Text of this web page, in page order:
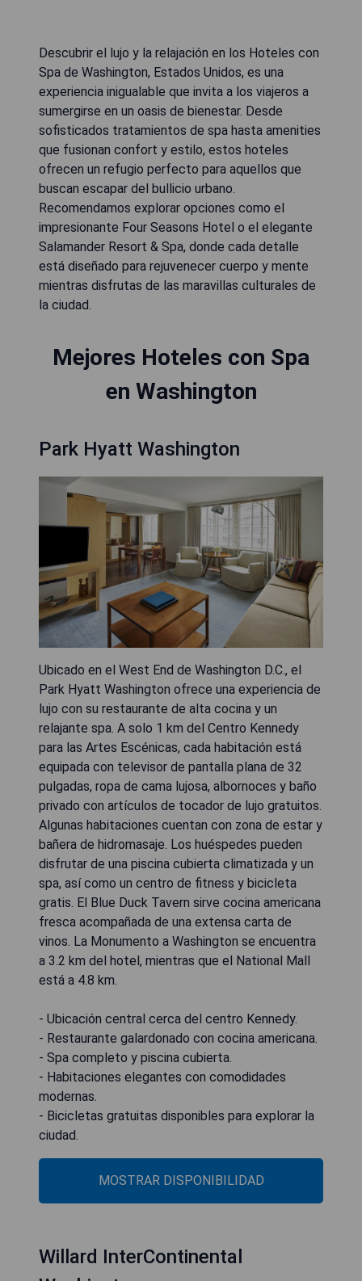
Descubrir el lujo y la relajación en los Hoteles con
Spa de Washington, Estados Unidos, es una
experiencia inigualable que invita a los viajeros a
sumergirse en un oasis de bienestar. Desde
sofisticados tratamientos de spa hasta amenities
que fusionan confort y estilo, estos hoteles
ofrecen un refugio perfecto para aquellos que
buscan escapar del bullicio urbano.
Recomendamos explorar opciones como el
impresionante Four Seasons Hotel o el elegante
Salamander Resort & Spa, donde cada detalle
está diseñado para rejuvenecer cuerpo y mente
mientras disfrutas de las maravillas culturales de
la ciudad.
Mejores Hoteles con Spa
en Washington
Park Hyatt Washington
Ubicado en el West End de Washington D.C., el
Park Hyatt Washington ofrece una experiencia de
lujo con su restaurante de alta cocina y un
relajante spa. A solo 1 km del Centro Kennedy
para las Artes Escénicas, cada habitación está
equipada con televisor de pantalla plana de 32
pulgadas, ropa de cama lujosa, albornoces y baño
privado con artículos de tocador de lujo gratuitos.
Algunas habitaciones cuentan con zona de estar y
bañera de hidromasaje. Los huéspedes pueden
disfrutar de una piscina cubierta climatizada y un
spa, así como un centro de fitness y bicicleta
gratis. El Blue Duck Tavern sirve cocina americana
fresca acompañada de una extensa carta de
vinos. La Monumento a Washington se encuentra
a 3.2 km del hotel, mientras que el National Mall
está a 4.8 km.
- Ubicación central cerca del centro Kennedy.
- Restaurante galardonado con cocina americana.
- Spa completo y piscina cubierta.
- Habitaciones elegantes con comodidades
modernas.
- Bicicletas gratuitas disponibles para explorar la
ciudad.
MOSTRAR DISPONIBILIDAD
Willard InterContinental